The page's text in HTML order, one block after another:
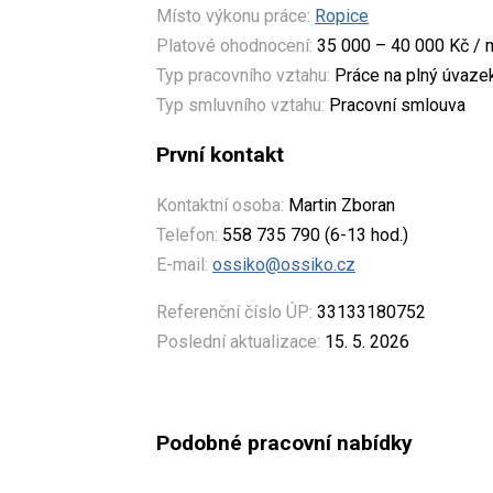
Místo výkonu práce: Ropice
Platové ohodnocení: 35 000 – 40 000 Kč /
Typ pracovního vztahu: Práce na plný
Typ smluvního vztahu: Pracovní smlouva
První kontakt
Kontaktní osoba: Martin Zboran
Telefon: 558 735 790 (6-13 hod.)
E-mail: ossiko@ossiko.cz
Referenční číslo ÚP: 33133180752
Poslední aktualizace: 15. 5. 2026
Podobné pracovní nabídky